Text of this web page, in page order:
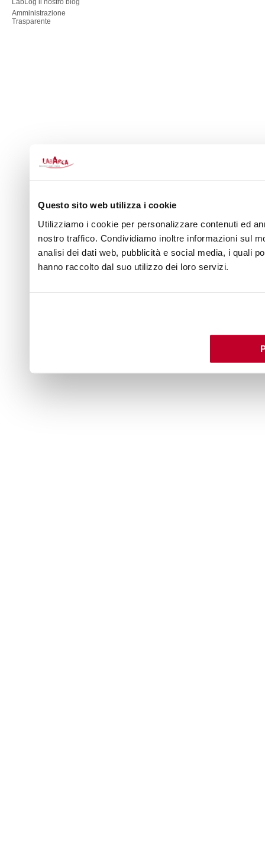
Questo sito web utilizza i cookie
Utilizziamo i cookie per personalizzare contenuti ed
nostro traffico. Condividiamo inoltre informazioni sul
analisi dei dati web, pubblicità e social media, i quali
hanno raccolto dal suo utilizzo dei loro servizi.
LabLog il nostro blog
Amministrazione
Trasparente